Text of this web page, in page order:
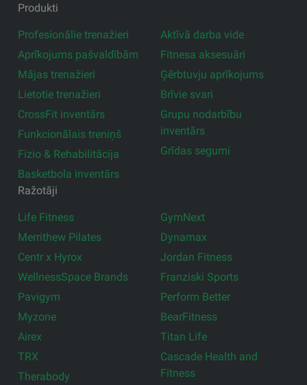
Produkti
Profesionālie trenažieri
Aprīkojums pašvaldībām
Mājas trenažieri
Lietotie trenažieri
CrossFit inventārs
Funkcionālais treniņš
Fizio & Rehabilitācija
Basketbola inventārs
Aktīvā darba vide
Fitnesa aksesuāri
Ģērbtuvju aprīkojums
Brīvie svari
Grupu nodarbību
inventārs
Grīdas segumi
Ražotāji
Life Fitness
Merrithew Pilates
Centr x Hyrox
WellnessSpace Brands
Pavigym
Myzone
Airex
TRX
Therabody
GymNext
Dynamax
Jordan Fitness
Franziski Sports
Perform Better
BearFitness
Titan Life
Cascade Health and
Fitness